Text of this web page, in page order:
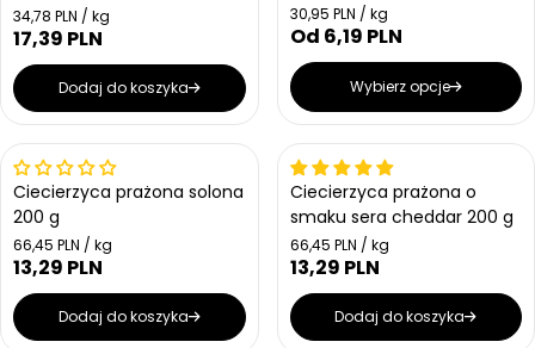
Cena jednostkowa
34,78 PLN / kg
Cena regularna
17,39 PLN
Dodaj do koszyka
Cena jednostkowa
30,95 PLN / kg
Cena regularna
Od 6,19 PLN
Wybierz opcje
Ciecierzyca prażona solona
200 g
Cena jednostkowa
66,45 PLN / kg
Cena regularna
13,29 PLN
Dodaj do koszyka
Ciecierzyca prażona o
smaku sera cheddar 200 g
Cena jednostkowa
66,45 PLN / kg
Cena regularna
13,29 PLN
Dodaj do koszyka